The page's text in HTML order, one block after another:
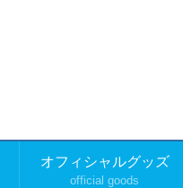
オフィシャルグッズ
official goods